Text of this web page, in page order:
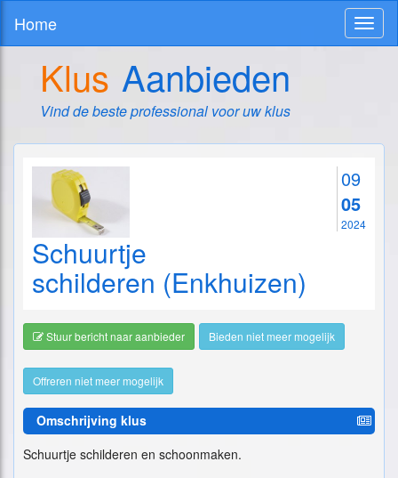
Home
Klus Aanbieden
Vind de beste professional voor uw klus
09
05
2024
Schuurtje
schilderen (Enkhuizen)
Stuur bericht naar aanbieder Bieden niet meer mogelijk
Offreren niet meer mogelijk
Omschrijving klus
Schuurtje schilderen en schoonmaken.